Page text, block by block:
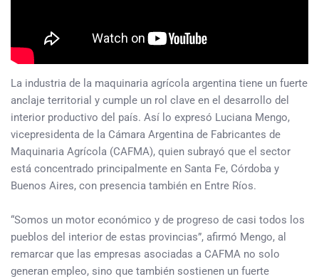
La industria de la maquinaria agrícola argentina tiene un fuerte
anclaje territorial y cumple un rol clave en el desarrollo del
interior productivo del país. Así lo expresó Luciana Mengo,
vicepresidenta de la Cámara Argentina de Fabricantes de
Maquinaria Agrícola (CAFMA), quien subrayó que el sector
está concentrado principalmente en Santa Fe, Córdoba y
Buenos Aires, con presencia también en Entre Ríos.
“Somos un motor económico y de progreso de casi todos los
pueblos del interior de estas provincias”, afirmó Mengo, al
remarcar que las empresas asociadas a CAFMA no solo
generan empleo, sino que también sostienen un fuerte